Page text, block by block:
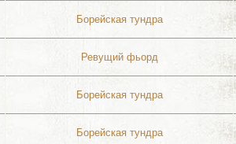
Борейская тундра
Ревущий фьорд
Борейская тундра
Борейская тундра